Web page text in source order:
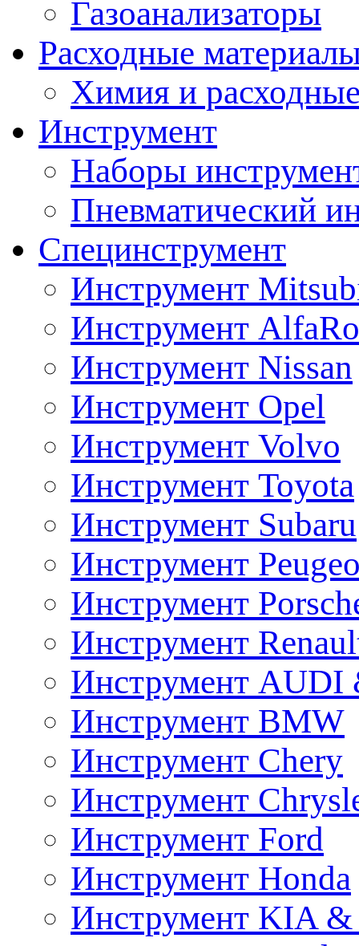
Газоанализаторы
Расходные
Химия и
Инструмент
Наборы
Пневматический
Специнструмент
Инструмент
Инструмент
Инструмент Nissan
Инструмент Opel
Инструмент Volvo
Инструмент Toyota
Инструмент Subaru
Инструмент
Инструмент
Инструмент
Инструмент AUDI
Инструмент BMW
Инструмент Chery
Инструмент
Инструмент Ford
Инструмент Honda
Инструмент KIA